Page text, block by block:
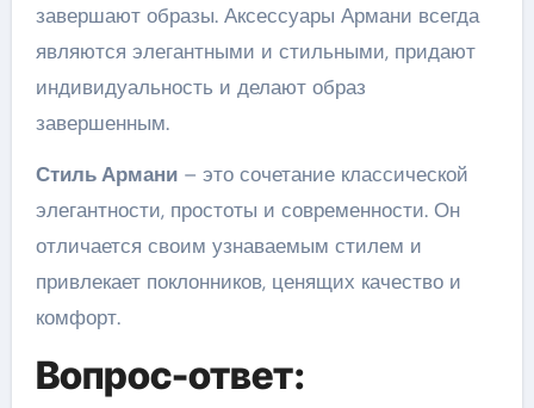
завершают образы. Аксессуары Армани всегда
являются элегантными и стильными, придают
индивидуальность и делают образ
завершенным.
Стиль Армани– это сочетание классической
элегантности, простоты и современности. Он
отличается своим узнаваемым стилем и
привлекает поклонников, ценящих качество и
комфорт.
Вопрос-ответ: